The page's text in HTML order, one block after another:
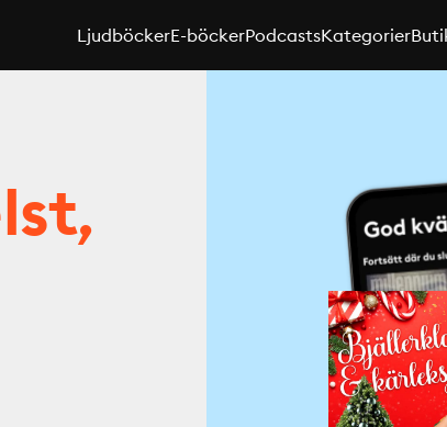
LjudböckerE-böckerPodcastsKategorier